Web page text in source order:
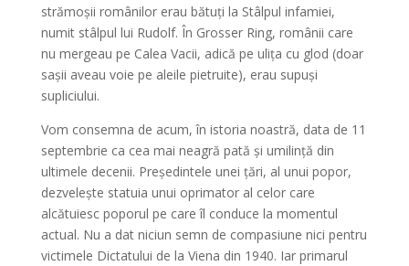
strămoșii românilor erau bătuți la Stâlpul infamiei,
numit stâlpul lui Rudolf. În Grosser Ring, românii care
nu mergeau pe Calea Vacii, adică pe ulița cu glod (doar
sașii aveau voie pe aleile pietruite), erau supuși
supliciului.
Vom consemna de acum, în istoria noastră, data de 11
septembrie ca cea mai neagră pată și umilință din
ultimele decenii. Președintele unei țări, al unui popor,
dezvelește statuia unui oprimator al celor care
alcătuiesc poporul pe care îl conduce la momentul
actual. Nu a dat niciun semn de compasiune nici pentru
victimele Dictatului de la Viena din 1940. Iar primarul